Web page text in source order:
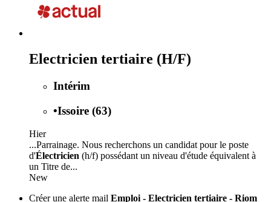
Electricien tertiaire (H/F)
Intérim
•Issoire (63)
Hier
...Parrainage. Nous recherchons un candidat pour le poste
d'Électricien (h/f) possédant un niveau d'étude équivalent à
un Titre de...
New
Créer une alerte mail Emploi - Electricien tertiaire - Riom